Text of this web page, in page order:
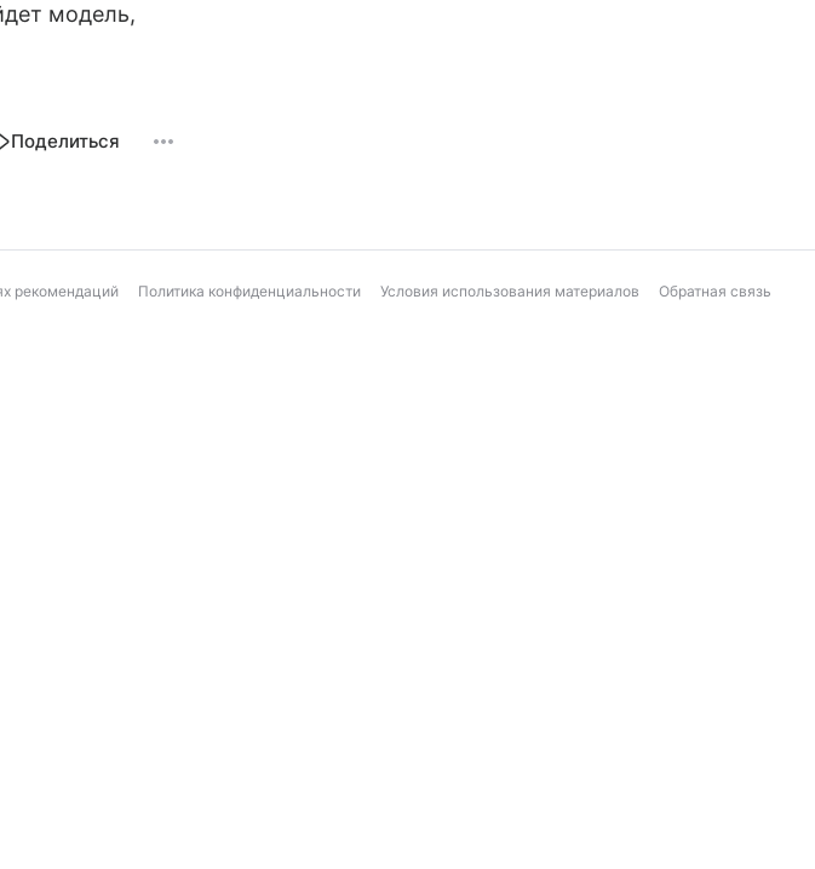
модель,
Поделиться
рекомендаций Политика конфиденциальности Условия использования материалов Обратная связь